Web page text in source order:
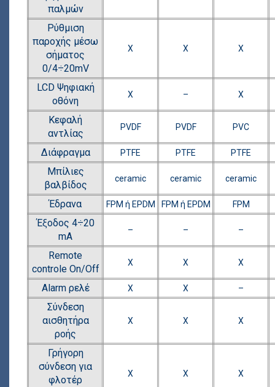
παλμών
Ρύθμιση
παροχής μέσω
σήματος
0/4÷20mV
Χ Χ Χ
LCD Ψηφιακή
οθόνη
Χ – Χ
Κεφαλή
αντλίας
PVDF PVDF PVC
Διάφραγμα PTFE PTFE PTFE
Μπίλιες
βαλβίδος
ceramic ceramic ceramic
Έδρανα FPM ή EPDM FPM ή EPDM FPM
Έξοδος 4÷20
mA
– – –
Remote
controle On/Off
Χ Χ Χ
Alarm ρελέ Χ Χ –
Σύνδεση
αισθητήρα
ροής
Χ Χ Χ
Γρήγορη
σύνδεση για
φλοτέρ
Χ Χ Χ